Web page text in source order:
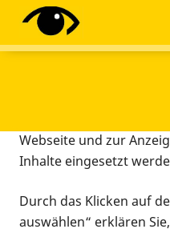
Diese Webseite setzt
Tracking-Tools ein.
Webseite und zur
Inhalte eingesetzt
Durch das Klicken auf
auswählen“ erklären